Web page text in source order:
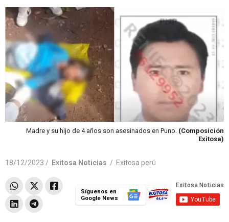
Madre y su hijo de 4 años son asesinados en Puno. (Composición
Exitosa)
18/12/2023 / Exitosa Noticias / Exitosa perú
Síguenos en
Google News